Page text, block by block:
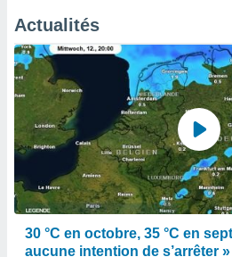
Actualités
30 °C en octobre, 35 °C en
aucune intention de s’arrêter